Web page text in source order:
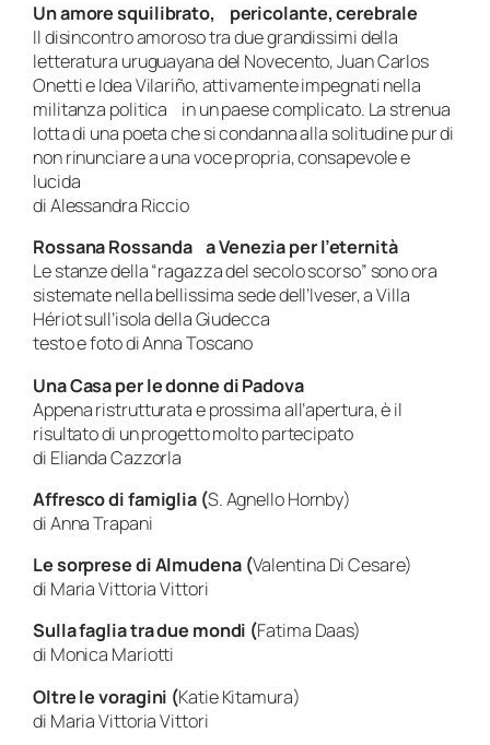
Un amore squilibrato, pericolante, cerebrale
Il disincontro amoroso tra due grandissimi della
letteratura uruguayana del Novecento, Juan Carlos
Onetti e Idea Vilariño, attivamente impegnati nella
militanza politica in un paese complicato. La strenua
lotta di una poeta che si condanna alla solitudine pur di
non rinunciare a una voce propria, consapevole e
lucida
di Alessandra Riccio
Rossana Rossanda a Venezia per l’eternità
Le stanze della “ragazza del secolo scorso” sono ora
sistemate nella bellissima sede dell’Iveser, a Villa
Hériot sull’isola della Giudecca
testo e foto di Anna Toscano
Una Casa per le donne di Padova
Appena ristrutturata e prossima all’apertura, è il
risultato di un progetto molto partecipato
di Elianda Cazzorla
Affresco di famiglia (S. Agnello Hornby)
di Anna Trapani
Le sorprese di Almudena (Valentina Di Cesare)
di Maria Vittoria Vittori
Sulla faglia tra due mondi (Fatima Daas)
di Monica Mariotti
Oltre le voragini (Katie Kitamura)
di Maria Vittoria Vittori